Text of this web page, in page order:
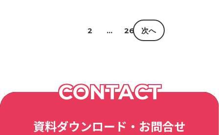
2 … 26 次へ
CONTACT
資料ダウンロード・お問合せ